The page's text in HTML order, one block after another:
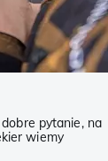
pytanie, na
wiemy